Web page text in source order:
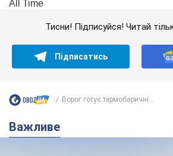
Тисни! Підписуйся! Читай
Підписатись
Ворог готує термобаричні...
Важливе